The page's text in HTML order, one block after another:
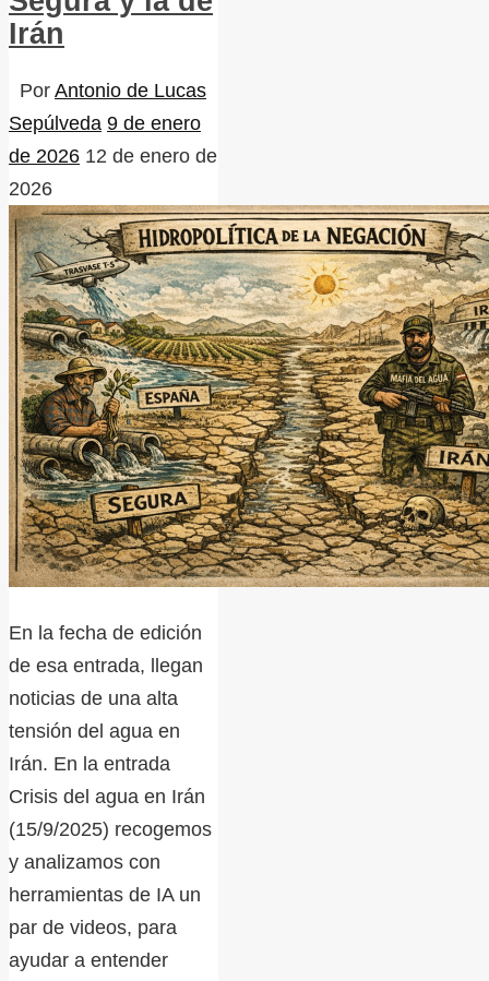
Irán
Por Antonio de Lucas
Sepúlveda 9 de enero
de 2026 12 de enero de
2026
En la fecha de edición
de esa entrada, llegan
noticias de una alta
tensión del agua en
Irán. En la entrada
Crisis del agua en Irán
(15/9/2025) recogemos
y analizamos con
herramientas de IA un
par de videos, para
ayudar a entender